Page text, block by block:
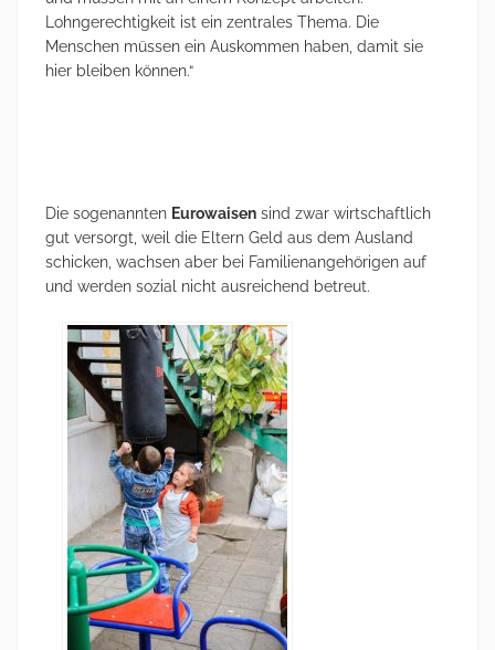
Lohngerechtigkeit ist ein zentrales Thema. Die
Menschen müssen ein Auskommen haben, damit sie
hier bleiben können.“
Die sogenannten Eurowaisen sind zwar wirtschaftlich
gut versorgt, weil die Eltern Geld aus dem Ausland
schicken, wachsen aber bei Familienangehörigen auf
und werden sozial nicht ausreichend betreut.